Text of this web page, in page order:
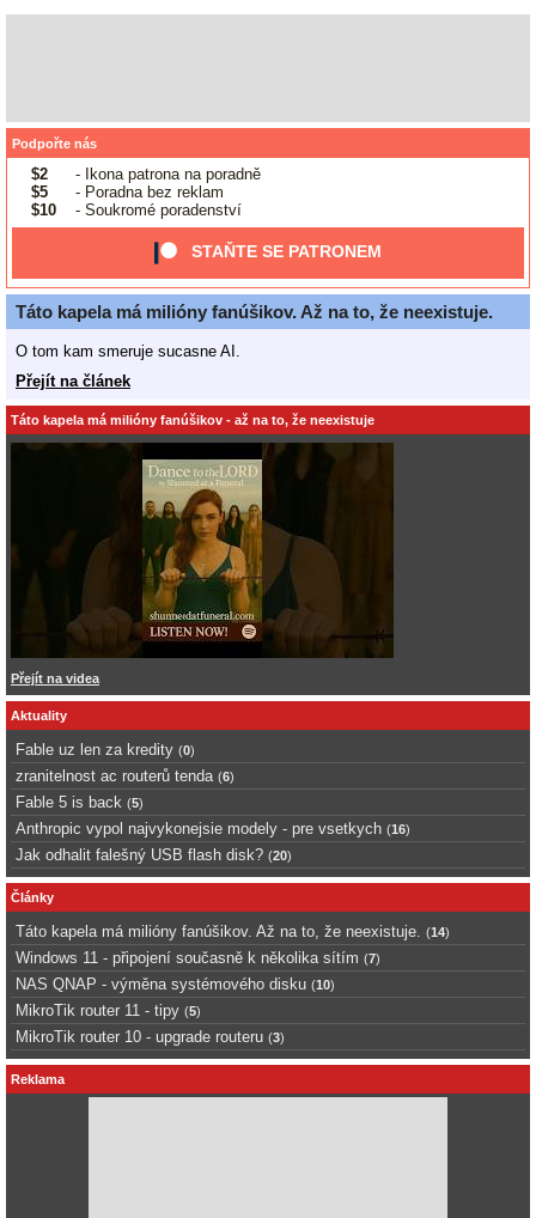
Podpořte nás
$2
- Ikona patrona na poradně
$5
- Poradna bez reklam
$10
- Soukromé poradenství
STAŇTE SE PATRONEM
Táto kapela má milióny fanúšikov. Až na to, že neexistuje.
O tom kam smeruje sucasne AI.
Přejít na článek
Táto kapela má milióny fanúšikov - až na to, že neexistuje
Přejít na videa
Aktuality
Fable uz len za kredity (0)
zranitelnost ac routerů tenda (6)
Fable 5 is back (5)
Anthropic vypol najvykonejsie modely - pre vsetkych (16)
Jak odhalit falešný USB flash disk? (20)
Články
Táto kapela má milióny fanúšikov. Až na to, že neexistuje. (14)
Windows 11 - připojení současně k několika sítím (7)
NAS QNAP - výměna systémového disku (10)
MikroTik router 11 - tipy (5)
MikroTik router 10 - upgrade routeru (3)
Reklama